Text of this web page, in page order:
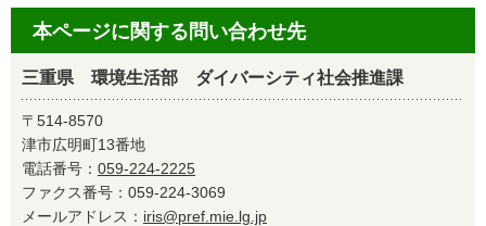
本ページに関する問い合わせ先
三重県 環境生活部 ダイバーシティ社会推進課
〒514-8570
津市広明町13番地
電話番号： 059-224-2225
ファクス番号：059-224-3069
メールアドレス： iris@pref.mie.lg.jp